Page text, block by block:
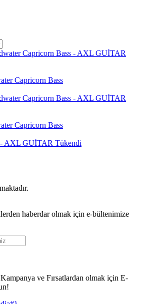
Capricorn Bass
Capricorn Bass
Tükendi
haberdar olmak için e-bültenimize
ve Fırsatlardan olmak için E-